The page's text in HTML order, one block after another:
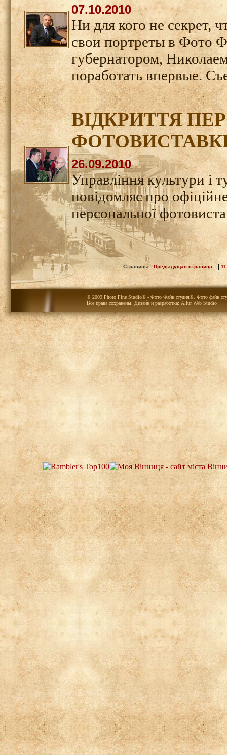
07.10.2010
Ни для кого не секрет,
свои портреты в Фото
губернатором,
поработать впервые.
ВІДКРИТТЯ
26.09.2010
Управління культури і
повідомляє про
персональної
Страницы: Предыдущая страница 11
© 2009 Photo Fine Studio® - Фото Файн студия®. Фото файн
Все права сохранены. Дизайн и разработка: Allur Web Studio